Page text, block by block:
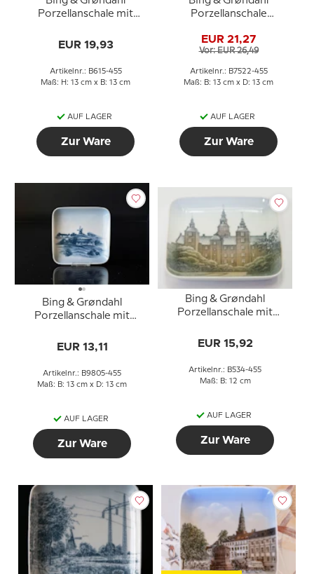
Porzellanschale mit
455
EUR 19,93
Artikelnr.: B615-455
Maß: H: 13 cm x B: 13 cm
AUF LAGER
Zur Ware
Porzellanschale
EUR 21,27
Vor: EUR 26,49
Artikelnr.: B7522-455
Maß: B: 13 cm x D: 13 cm
AUF LAGER
Zur Ware
Bing & Grøndahl
Porzellanschale mit
EUR 13,11
Artikelnr.: B9805-455
Maß: B: 13 cm x D: 13 cm
AUF LAGER
Zur Ware
Bing & Grøndahl
Porzellanschale mit
EUR 15,92
Artikelnr.: B534-455
Maß: B: 12 cm
AUF LAGER
Zur Ware